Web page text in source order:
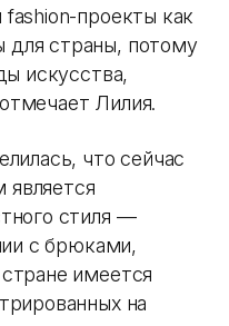
проекты как
страны, потому
искусства,
Лилия.
что сейчас
стиля —
с брюками,
имеется
на